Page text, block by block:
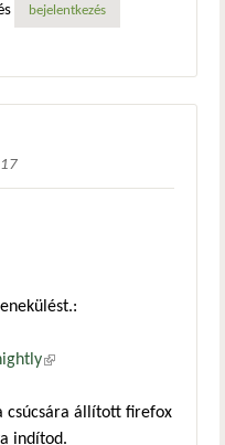
bejelentkezés
(külső hivatkozás)
csúcsára állított firefox
indítod.